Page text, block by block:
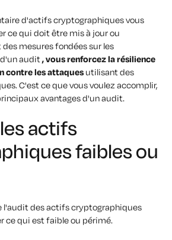
d'actifs cryptographiques vous
ce qui doit être mis à jour ou
mesures fondées sur les
audit, vous renforcez la résilience
contre les attaques utilisant des
C'est ce que vous voulez accomplir,
avantages d'un audit.
actifs
faibles ou
l'audit des actifs cryptographiques
ce qui est faible ou périmé.